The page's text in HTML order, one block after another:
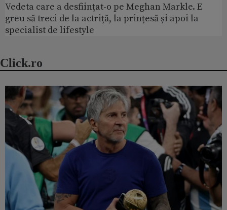
Vedeta care a desființat-o pe Meghan Markle. E
greu să treci de la actriță, la prințesă și apoi la
specialist de lifestyle
Click.ro